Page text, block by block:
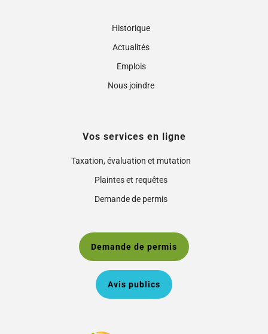
Historique
Actualités
Emplois
Nous joindre
Vos services en ligne
Taxation, évaluation et mutation
Plaintes et requêtes
Demande de permis
Demande de permis
Avis publics